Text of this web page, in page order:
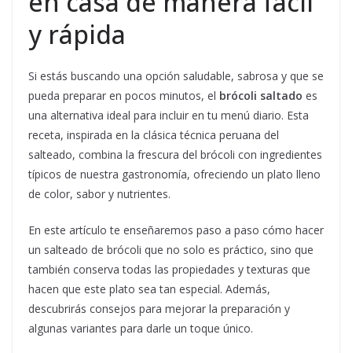
y rápida
Si estás buscando una opción saludable, sabrosa y que se
pueda preparar en pocos minutos, el brócoli saltado es
una alternativa ideal para incluir en tu menú diario. Esta
receta, inspirada en la clásica técnica peruana del
salteado, combina la frescura del brócoli con ingredientes
típicos de nuestra gastronomía, ofreciendo un plato lleno
de color, sabor y nutrientes.
En este artículo te enseñaremos paso a paso cómo hacer
un salteado de brócoli que no solo es práctico, sino que
también conserva todas las propiedades y texturas que
hacen que este plato sea tan especial. Además,
descubrirás consejos para mejorar la preparación y
algunas variantes para darle un toque único.